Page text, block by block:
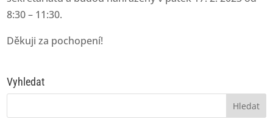
8:30 – 11:30.
Děkuji za pochopení!
Vyhledat